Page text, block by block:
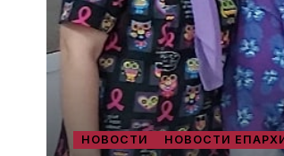
НОВОСТИ НОВОСТИ